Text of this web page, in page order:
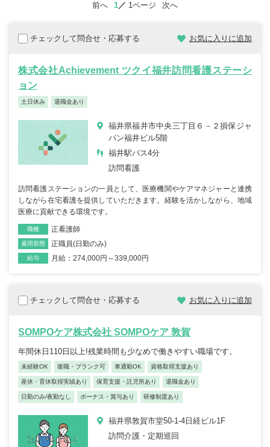
前へ 1 1ページ 次へ
チェックして問合せ・応募する お気に入りに追加
株式会社Achievement ツクイ福井訪問看護ステーシ
ョン
土日休み 退職金あり
福井県福井市中央三丁目６－２損保ジャ
パン福井ビル5階
福井駅バス4分
訪問看護
訪問看護ステーションの一員として、医療機関やケアマネジャーと連携
しながら在宅看護を提供していただきます。経験を活かしながら、地域
医療に貢献できる環境です。
職種 正看護師
雇用形態 正職員(日勤のみ)
給与 月給：274,000円～339,000円
チェックして問合せ・応募する お気に入りに追加
SOMPOケア株式会社 SOMPOケア 敦賀
年間休日110日以上!残業時間も少なめで働きやすい職場です。
未経験OK 復職・ブランク可 車通勤OK 資格取得支援あり
産休・育休取得実績あり 保育支援・託児所あり 退職金あり
日勤のみ/夜勤なし ボーナス・賞与あり 研修制度あり
福井県敦賀市堂50-1-4日経ビル1F
訪問介護・定期巡回